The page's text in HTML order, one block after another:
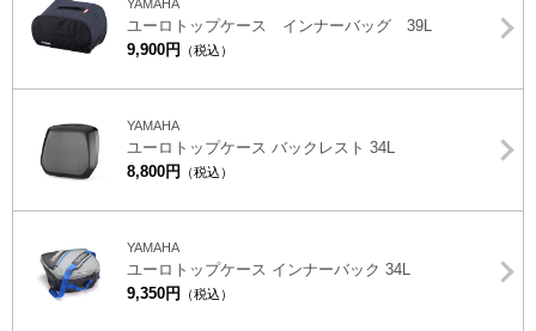
YAMAHA
ユーロトップケース インナーバッグ 39L
9,900円
（税込）
YAMAHA
ユーロトップケース バックレスト 34L
8,800円
（税込）
YAMAHA
ユーロトップケース インナーバック 34L
9,350円
（税込）